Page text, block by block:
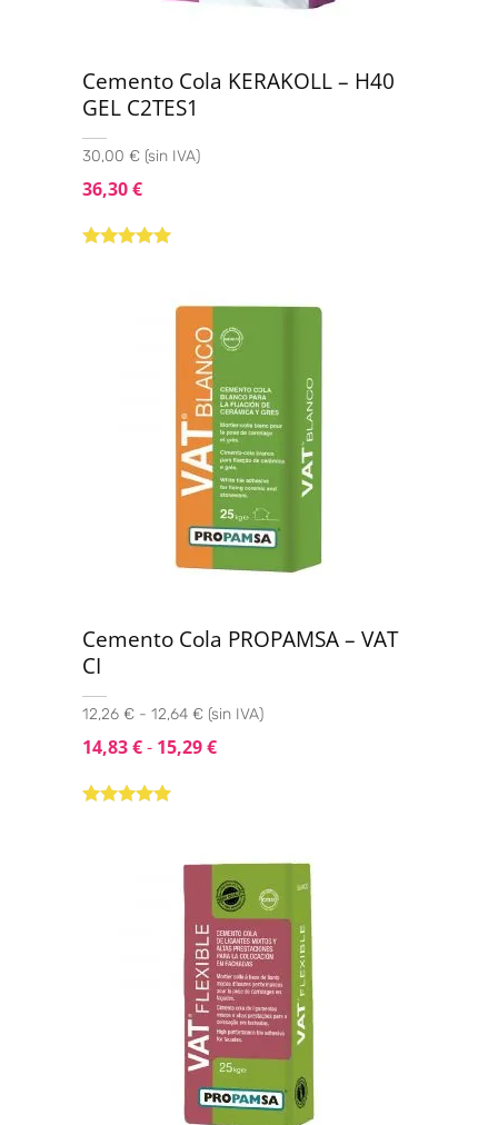
Cemento Cola KERAKOLL – H40
GEL C2TES1
30,00 € (sin IVA)
36,30€
Cemento Cola PROPAMSA – VAT
CI
12,26 € - 12,64 € (sin IVA)
14,83€- 15,29€